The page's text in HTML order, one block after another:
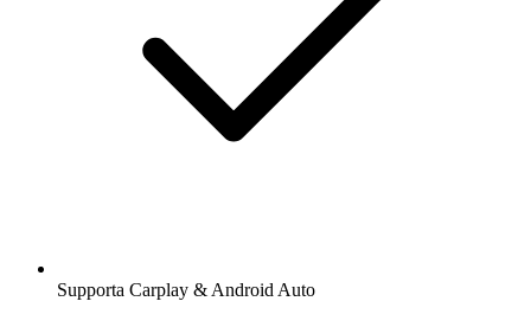
Supporta Carplay & Android Auto